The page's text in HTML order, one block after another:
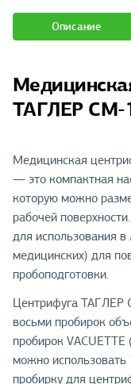
Описание
ТАГЛЕР СМ-
Медицинская
— это компактная
которую можно
рабочей
для использования
медицинских) для
пробоподготовки.
Центрифуга
восьми пробирок
пробирок
можно
пробирку для